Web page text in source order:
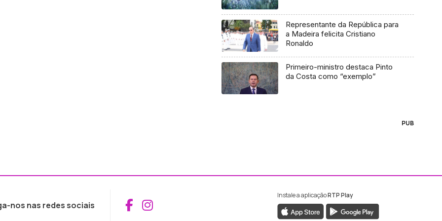
Representante da República para
a Madeira felicita Cristiano
Ronaldo
Primeiro-ministro destaca Pinto
da Costa como “exemplo”
PUB
nos nas redes sociais Aceder ao Facebook da RTP Madeira
Aceder ao Instagram da RTP Madeira
Instale a aplicaçãoRTP Play